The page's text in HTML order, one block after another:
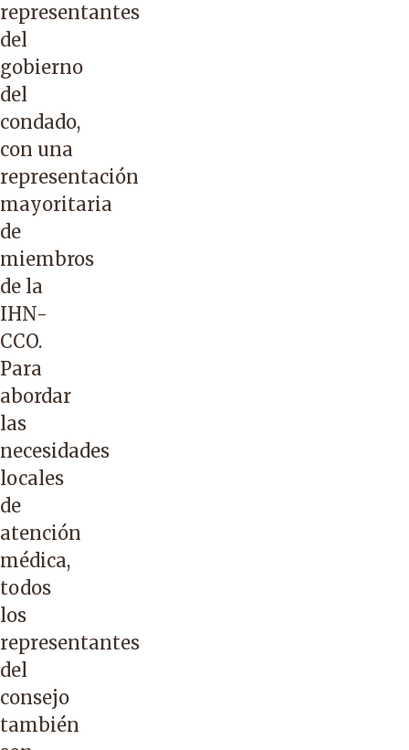
representantes
del
gobierno
del
condado,
con una
representación
mayoritaria
de
miembros
de la
IHN-
CCO.
Para
abordar
las
necesidades
locales
de
atención
médica,
todos
los
representantes
del
consejo
también